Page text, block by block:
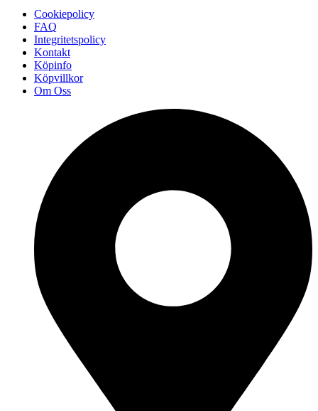
Cookiepolicy
FAQ
Integritetspolicy
Kontakt
Köpinfo
Köpvillkor
Om Oss